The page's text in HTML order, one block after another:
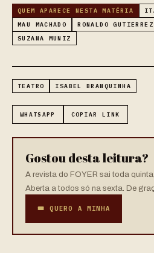
QUEM APARECE NESTA MATÉRIA
MAU MACHADO
RONALDO
SUZANA MUNIZ
TEATRO ISABEL BRANQUINHA
WHATSAPP COPIAR LINK
Gostou desta leitura?
A revista do FOYER sai toda
Aberta a todos só na sexta. De
🎟 QUERO A MINHA